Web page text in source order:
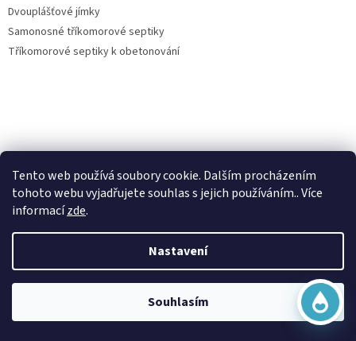
Tento web používá soubory cookie. Dalším procházením
tohoto webu vyjadřujete souhlas s jejich používáním.. Více
informacízde.
Nastavení
Souhlasím
Dvouplášťové jímky
Samonosné tříkomorové septiky
Tříkomorové septiky k obetonování
Kontakty
Posouzení nároku na dotaci dešťovka
O nás
Ochrana osobních údajů
Online
Začít konverzaci